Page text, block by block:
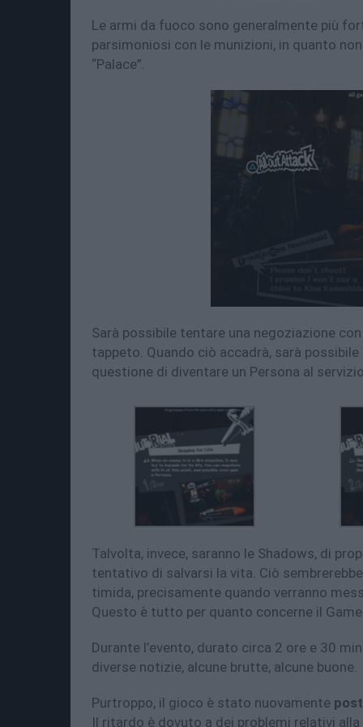
Le armi da fuoco sono generalmente più
parsimoniosi con le munizioni, in quanto
“Palace”.
Sarà possibile tentare una negoziazione
tappeto. Quando ciò accadrà, sarà
questione di diventare un Persona al
Talvolta, invece, saranno le Shadows, di
tentativo di salvarsi la vita. Ciò
timida, precisamente quando verranno
Questo è tutto per quanto concerne il
Durante l’evento, durato circa 2 ore e 30
diverse notizie, alcune brutte, alcune buone.
Purtroppo, il gioco è stato nuovamente
Il ritardo è dovuto a dei problemi relativi